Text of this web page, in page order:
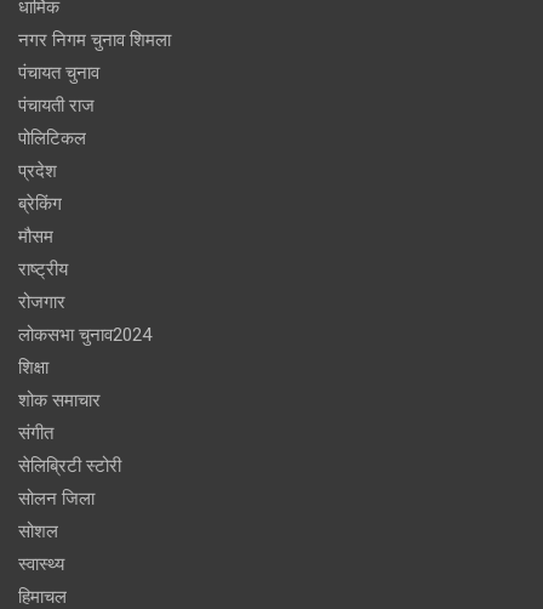
धार्मिक
नगर निगम चुनाव शिमला
पंचायत चुनाव
पंचायती राज
पोलिटिकल
प्रदेश
ब्रेकिंग
मौसम
राष्ट्रीय
रोजगार
लोकसभा चुनाव2024
शिक्षा
शोक समाचार
संगीत
सेलिब्रिटी स्टोरी
सोलन जिला
सोशल
स्वास्थ्य
हिमाचल